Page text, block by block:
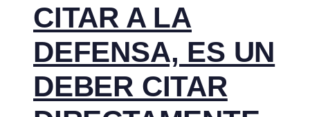
CITAR A LA
DEFENSA, ES UN
DEBER CITAR